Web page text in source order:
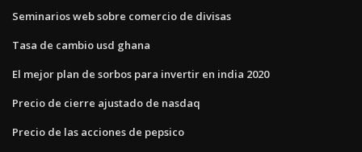
Seminarios web sobre comercio de divisas
Tasa de cambio usd ghana
El mejor plan de sorbos para invertir en india 2020
Precio de cierre ajustado de nasdaq
Precio de las acciones de pepsico